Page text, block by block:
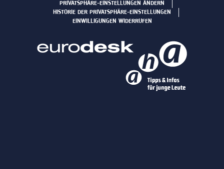
PRIVATSPHÄRE-EINSTELLUNGEN ÄNDERN
HISTORIE DER PRIVATSPHÄRE-EINSTELLUNGEN
EINWILLIGUNGEN WIDERRUFEN